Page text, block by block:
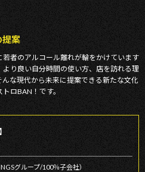
提案
者のアルコール離れが輪をかけています
り良い⾃分時間の使い⽅、店を訪れる理
な現代から未来に提案できる新たな⽂化
ロBAN！です。
グループ/100％子会社）